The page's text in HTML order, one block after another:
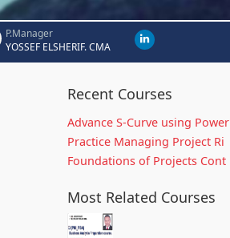
P.Manager
YOSSEF ELSHERIF. CMA
Recent Courses
Advance S-Curve using Power
Practice Managing Project Ri
Foundations of Projects Cont
Most Related Courses